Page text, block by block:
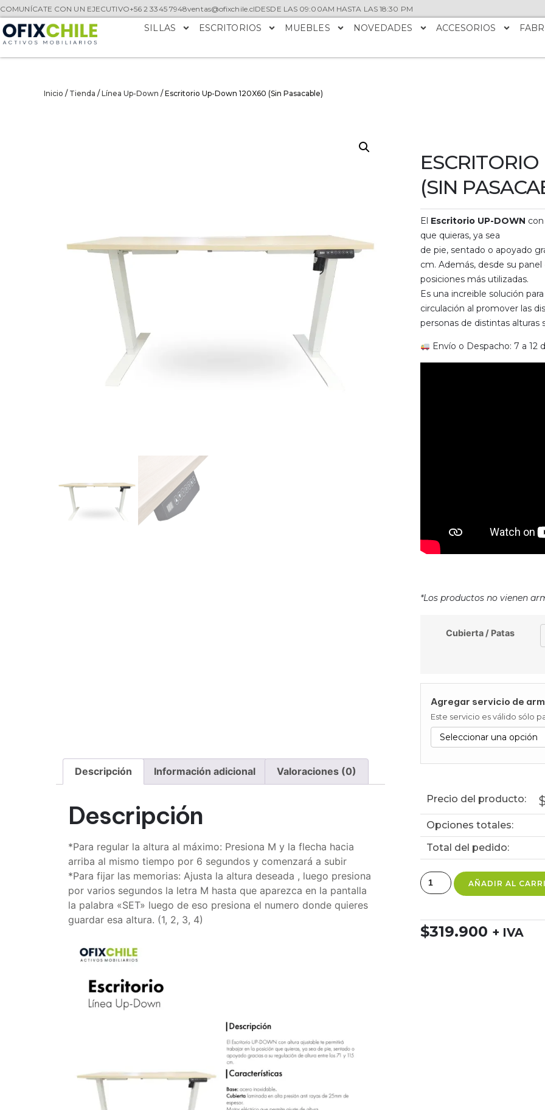
COMUNÍCATE CON UN EJECUTIVO+56 2 3345 7948ventas@ofixchile.clDESDE LAS 09:00AM HASTA LAS 18:30 PM
SILLAS ESCRITORIOS MUEBLES NOVEDADES ACCESORIOS
Inicio / Tienda / Línea Up-Down / Escritorio Up-Down 120X60 (Sin Pasacable)
Descripción Información adicional Valoraciones (0)
Descripción
*Para regular la altura al máximo: Presiona M y la flecha hacia
arriba al mismo tiempo por 6 segundos y comenzará a subir
*Para fijar las memorias: Ajusta la altura deseada , luego presiona
por varios segundos la letra M hasta que aparezca en la pantalla
la palabra «SET» luego de eso presiona el numero donde quieres
guardar esa altura. (1, 2, 3, 4)
(SIN
El Escritorio UP-DOWN
que quieras, ya sea
de pie, sentado o apoyado
cm. Además, desde su
posiciones más utilizadas.
Es una increible solución
circulación al promover las
personas de distintas
Envío o Despacho: 7 a 12
*Los productos no vienen
Cubierta / Patas
Agregar servicio de
Este servicio es válido sólo
Precio del producto:
Opciones totales:
Total del pedido:
AÑADIR AL
$319.900 + IVA